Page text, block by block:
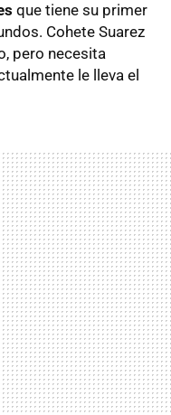
que tiene su primer
Cohete Suarez
pero necesita
le lleva el